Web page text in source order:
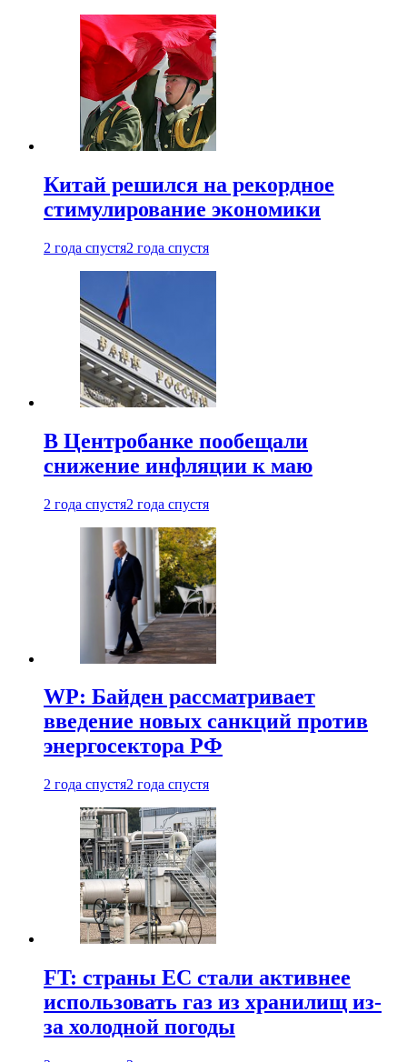
Китай решился на рекордное
стимулирование экономики
2 года спустя2 года спустя
В Центробанке пообещали
снижение инфляции к маю
2 года спустя2 года спустя
WP: Байден рассматривает
введение новых санкций против
энергосектора РФ
2 года спустя2 года спустя
FT: страны ЕС стали активнее
использовать газ из хранилищ из-
за холодной погоды